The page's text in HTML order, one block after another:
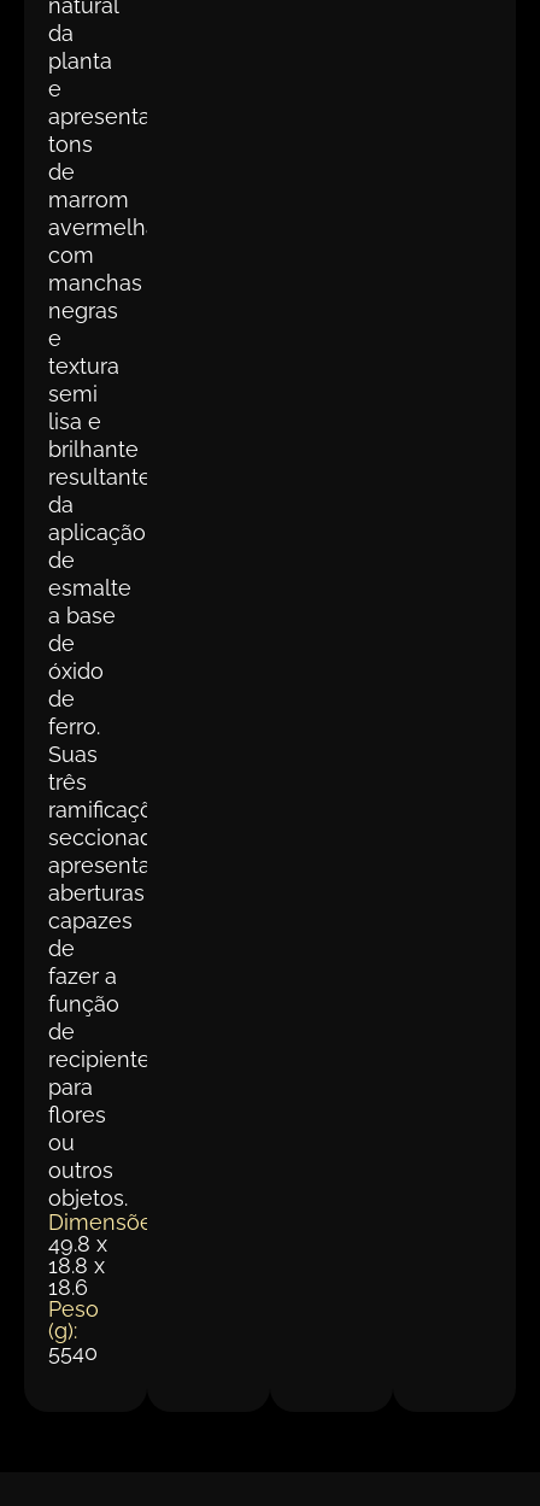
natural
da
planta
e
apresenta
tons
de
marrom
avermelhado
com
manchas
negras
e
textura
semi
lisa e
brilhante
resultantes
da
aplicação
de
esmalte
a base
de
óxido
de
ferro.
Suas
três
ramificações
seccionadas
apresentam
aberturas
capazes
de
fazer a
função
de
recipiente
para
flores
ou
outros
objetos.
Dimensões(cm):
49.8 x
18.8 x
18.6
Peso
(g):
5540